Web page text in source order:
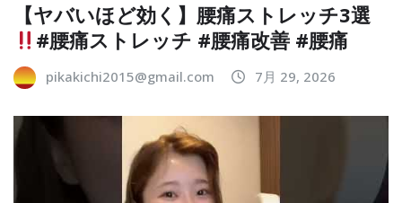
【ヤバいほど効く】腰痛ストレッチ3選
#腰痛ストレッチ #腰痛改善 #腰痛
pikakichi2015@gmail.com 7月 29, 2026